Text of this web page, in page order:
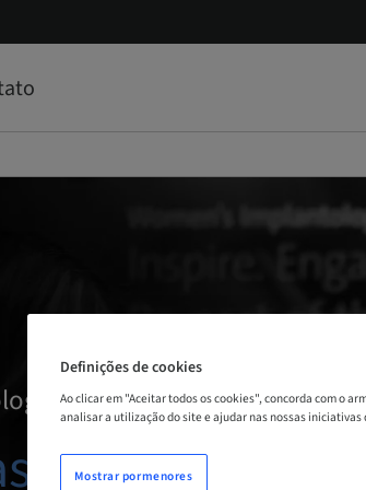
Network
Definições de cookies
Ao clicar em "Aceitar todos os cookies", concorda com o
analisar a utilização do site e ajudar nas nossas
Mostrar pormenores